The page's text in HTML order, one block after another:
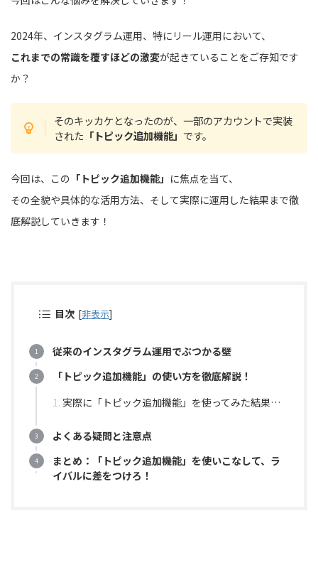
2024年、インスタグラム運用、特にリール運用において、
これまでの常識を覆すほどの激変が起きていることをご存知です
か？
そのキッカケとなったのが、一部のアカウントで実装
された 「トピック追加機能」です。
今回は、この 「トピック追加機能」 に焦点を当て、
その全貌や具体的な活用方法、そして実際に運用した結果まで徹
底解説していきます！
目次 [非表示]
従来のインスタグラム運用でぶつかる壁
「トピック追加機能」の使い方を徹底解説！
実際に「トピック追加機能」を使ってみた結果…
よくある疑問と注意点
まとめ：「トピック追加機能」を使いこなして、ラ
イバルに差をつけろ！